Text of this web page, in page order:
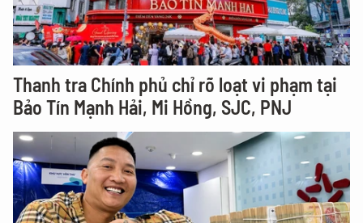
Thanh tra Chính phủ chỉ rõ loạt vi phạm tại
Bảo Tín Mạnh Hải, Mi Hồng, SJC, PNJ